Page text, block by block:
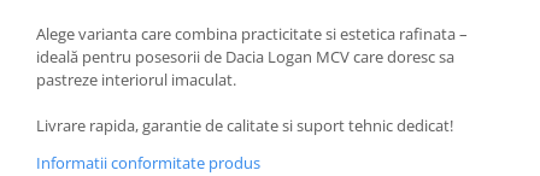
Alege varianta care combina practicitate si estetica rafinata –
ideală pentru posesorii de Dacia Logan MCV care doresc sa
pastreze interiorul imaculat.
Livrare rapida, garantie de calitate si suport tehnic dedicat!
Informatii conformitate produs